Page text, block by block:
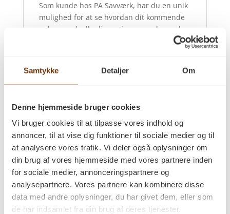
Samtykke Detaljer Om
Denne hjemmeside bruger cookies
Vi bruger cookies til at tilpasse vores indhold og
annoncer, til at vise dig funktioner til sociale medier og til
at analysere vores trafik. Vi deler også oplysninger om
din brug af vores hjemmeside med vores partnere inden
for sociale medier, annonceringspartnere og
analysepartnere. Vores partnere kan kombinere disse
data med andre oplysninger, du har givet dem, eller som
de har indsamlet fra din brug af deres tjenester.
Som kunde hos PA Savværk, har du en unik
mulighed for at se hvordan dit kommende
gulv ser ud, alle dimensioner og eksempler
på overfladebehandlinger, samt personligt
PA Savværk har arbejdet med træ siden
man står midt i savværket. Så kom og mød
de dygtige specialister, der laver netop dit
gulv lige her på savværket i Korinth, Fyn.
Dansk kvalitet og danske
håndværkstraditioner går hånd i hånd.
Hvilke dimensioner skal jeg vælge?
Når valget er faldet på din foretrukne
træsort, skal du til at vælge dimension. Det
drejer sig om tykkelse og bredde på dit